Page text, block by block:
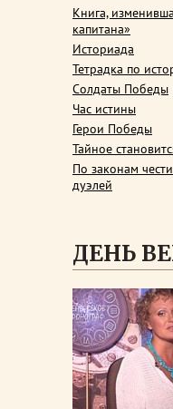
Книга,
капитана»
Историада
Тетрадка по
Солдаты Победы
Час истины
Герои Победы
Тайное
По законам
дуэлей
ДЕНЬ